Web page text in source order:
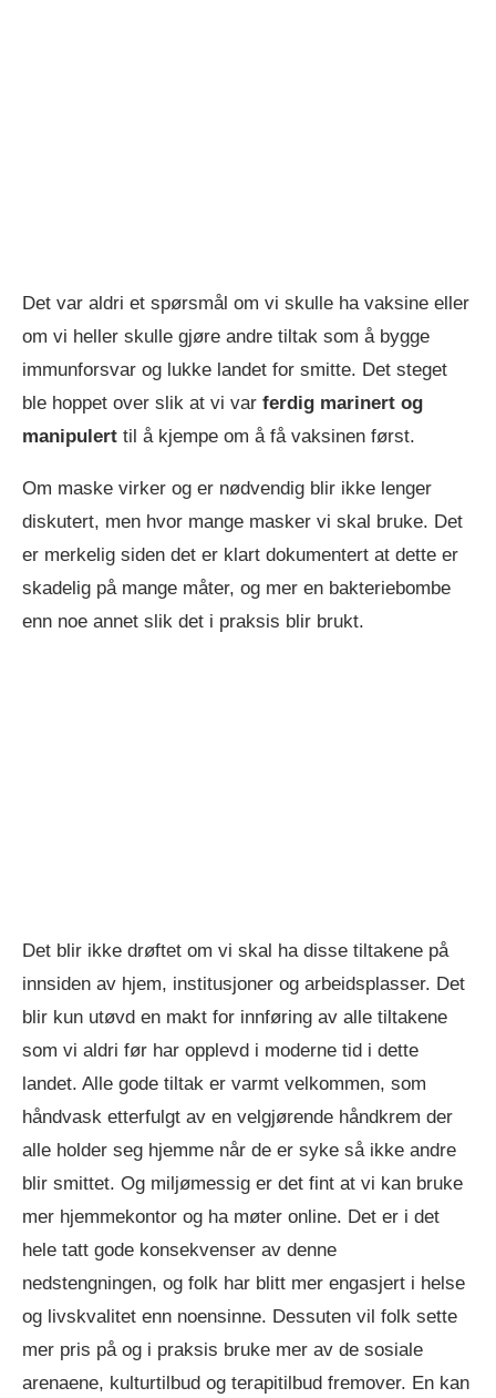
Det var aldri et spørsmål om vi skulle ha vaksine eller
om vi heller skulle gjøre andre tiltak som å bygge
immunforsvar og lukke landet for smitte. Det steget
ble hoppet over slik at vi var ferdig marinert og
manipulert til å kjempe om å få vaksinen først.
Om maske virker og er nødvendig blir ikke lenger
diskutert, men hvor mange masker vi skal bruke. Det
er merkelig siden det er klart dokumentert at dette er
skadelig på mange måter, og mer en bakteriebombe
enn noe annet slik det i praksis blir brukt.
Det blir ikke drøftet om vi skal ha disse tiltakene på
innsiden av hjem, institusjoner og arbeidsplasser. Det
blir kun utøvd en makt for innføring av alle tiltakene
som vi aldri før har opplevd i moderne tid i dette
landet. Alle gode tiltak er varmt velkommen, som
håndvask etterfulgt av en velgjørende håndkrem der
alle holder seg hjemme når de er syke så ikke andre
blir smittet. Og miljømessig er det fint at vi kan bruke
mer hjemmekontor og ha møter online. Det er i det
hele tatt gode konsekvenser av denne
nedstengningen, og folk har blitt mer engasjert i helse
og livskvalitet enn noensinne. Dessuten vil folk sette
mer pris på og i praksis bruke mer av de sosiale
arenaene, kulturtilbud og terapitilbud fremover. En kan